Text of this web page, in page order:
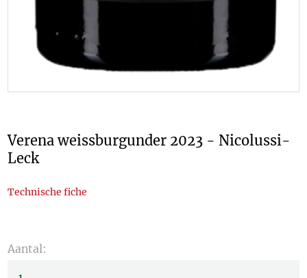
Verena weissburgunder 2023 - Nicolussi-
Leck
Technische fiche
Aantal: